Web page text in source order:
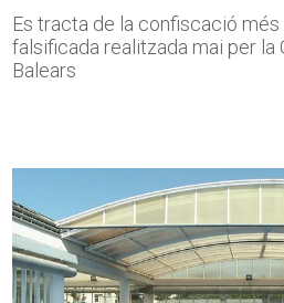
Es tracta de la confiscació més
falsificada realitzada mai per la
Balears